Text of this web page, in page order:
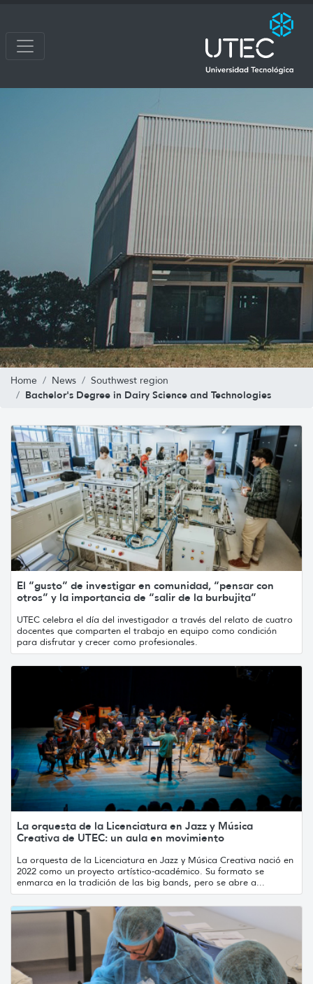
Home News Southwest region
Bachelor's Degree in Dairy Science and Technologies
El “gusto” de investigar en comunidad, “pensar con
otros” y la importancia de “salir de la burbujita”
UTEC celebra el día del investigador a través del relato de cuatro
docentes que comparten el trabajo en equipo como condición
para disfrutar y crecer como profesionales.
La orquesta de la Licenciatura en Jazz y Música
Creativa de UTEC: un aula en movimiento
La orquesta de la Licenciatura en Jazz y Música Creativa nació en
2022 como un proyecto artístico-académico. Su formato se
enmarca en la tradición de las big bands, pero se abre a...